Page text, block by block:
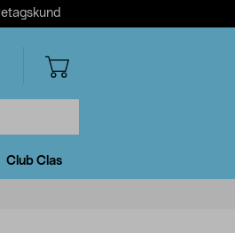
Club Clas